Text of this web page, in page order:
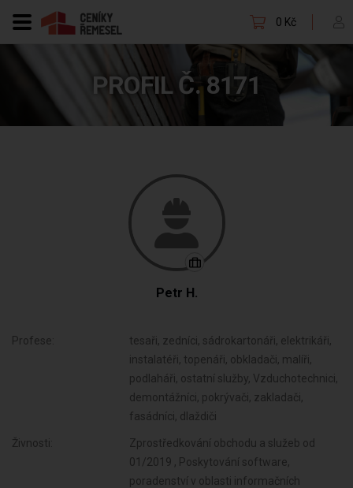
0 Kč
PROFIL Č. 8171
Petr H.
Profese:
tesaři, zedníci, sádrokartonáři, elektrikáři,
instalatéři, topenáři, obkladači, malíři,
podlaháři, ostatní služby, Vzduchotechnici,
demontážníci, pokrývači, zakladači,
fasádníci, dlaždiči
Živnosti:
Zprostředkování obchodu a služeb od
01/2019 , Poskytování software,
poradenství v oblasti informačních